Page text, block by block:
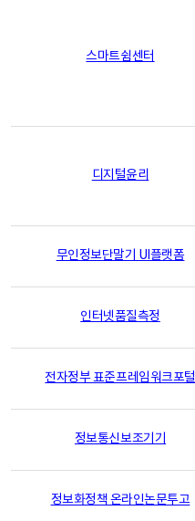
스마트쉼센터
디지털윤리
무인정보단말기 UI플랫폼
인터넷품질측정
전자정부 표준프레임워크포털
정보통신보조기기
정보화정책 온라인논문투고